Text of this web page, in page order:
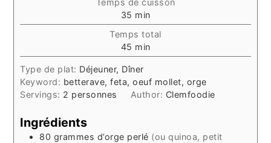
Temps de cuisson
35 minutes
min
Temps total
45 minutes
min
Type de plat: Déjeuner, Dîner
Keyword: betterave, feta, oeuf mollet, orge
Servings: 2 personnes Author: Clemfoodie
Ingrédients
80 grammes d’orge perlé (ou quinoa, petit